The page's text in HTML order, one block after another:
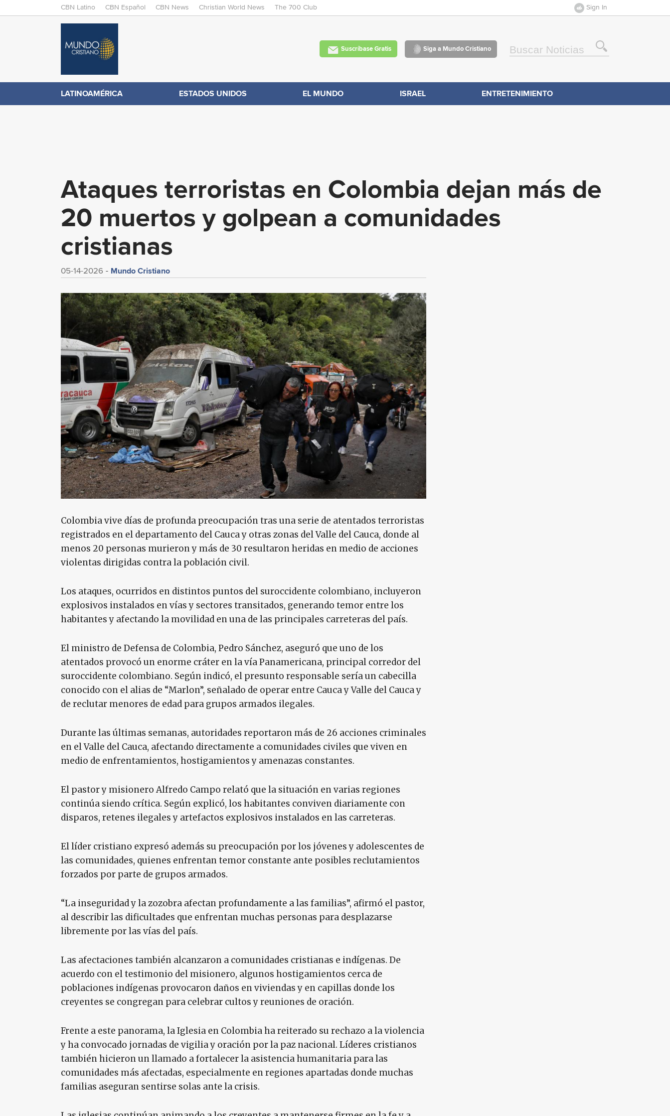
Skip
M
N
E
CBN Latino CBN Español CBN News Christian World News The 700 Club
C
B
N
.
m
Sign In
Suscríbase Gratis Siga a Mundo Cristiano
LATINOAMÉRICA ESTADOS UNIDOS EL MUNDO ISRAEL ENTRETENIMIENTO
Ataques terroristas en Colombia dejan más de
20 muertos y golpean a comunidades
cristianas
05-14-2026 Mundo Cristiano
Colombia vive días de profunda preocupación tras una serie de atentados terroristas
registrados en el departamento del Cauca y otras zonas del Valle del Cauca, donde al
menos 20 personas murieron y más de 30 resultaron heridas en medio de acciones
violentas dirigidas contra la población civil.
Los ataques, ocurridos en distintos puntos del suroccidente colombiano, incluyeron
explosivos instalados en vías y sectores transitados, generando temor entre los
habitantes y afectando la movilidad en una de las principales carreteras del país.
El ministro de Defensa de Colombia, Pedro Sánchez, aseguró que uno de los
atentados provocó un enorme cráter en la vía Panamericana, principal corredor del
suroccidente colombiano. Según indicó, el presunto responsable sería un cabecilla
conocido con el alias de “Marlon”, señalado de operar entre Cauca y Valle del Cauca y
de reclutar menores de edad para grupos armados ilegales.
Durante las últimas semanas, autoridades reportaron más de 26 acciones criminales
en el Valle del Cauca, afectando directamente a comunidades civiles que viven en
medio de enfrentamientos, hostigamientos y amenazas constantes.
El pastor y misionero Alfredo Campo relató que la situación en varias regiones
continúa siendo crítica. Según explicó, los habitantes conviven diariamente con
disparos, retenes ilegales y artefactos explosivos instalados en las carreteras.
El líder cristiano expresó además su preocupación por los jóvenes y adolescentes de
las comunidades, quienes enfrentan temor constante ante posibles reclutamientos
forzados por parte de grupos armados.
“La inseguridad y la zozobra afectan profundamente a las familias”, afirmó el pastor,
al describir las dificultades que enfrentan muchas personas para desplazarse
libremente por las vías del país.
Las afectaciones también alcanzaron a comunidades cristianas e indígenas. De
acuerdo con el testimonio del misionero, algunos hostigamientos cerca de
poblaciones indígenas provocaron daños en viviendas y en capillas donde los
creyentes se congregan para celebrar cultos y reuniones de oración.
Frente a este panorama, la Iglesia en Colombia ha reiterado su rechazo a la violencia
y ha convocado jornadas de vigilia y oración por la paz nacional. Líderes cristianos
también hicieron un llamado a fortalecer la asistencia humanitaria para las
comunidades más afectadas, especialmente en regiones apartadas donde muchas
familias aseguran sentirse solas ante la crisis.